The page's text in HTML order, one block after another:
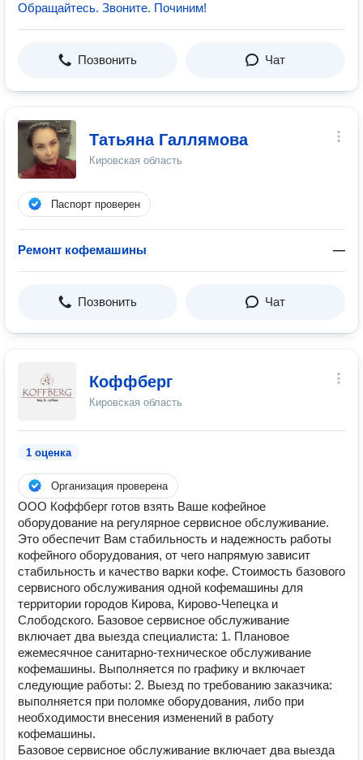
Обращайтесь. Звоните. Починим!
Позвонить Чат
Татьяна Галлямова
Кировская область
Паспорт проверен
Ремонт кофемашины —
Позвонить Чат
Коффберг
Кировская область
1 оценка
Организация проверена
ООО Коффберг готов взять Ваше кофейное
оборудование на регулярное сервисное обслуживание.
Это обеспечит Вам стабильность и надежность работы
кофейного оборудования, от чего напрямую зависит
стабильность и качество варки кофе. Стоимость базового
сервисного обслуживания одной кофемашины для
территории городов Кирова, Кирово-Чепецка и
Слободского. Базовое сервисное обслуживание
включает два выезда специалиста: 1. Плановое
ежемесячное санитарно-техническое обслуживание
кофемашины. Выполняется по графику и включает
следующие работы: 2. Выезд по требованию заказчика:
выполняется при поломке оборудования, либо при
необходимости внесения изменений в работу
кофемашины.
Базовое сервисное обслуживание включает два выезда